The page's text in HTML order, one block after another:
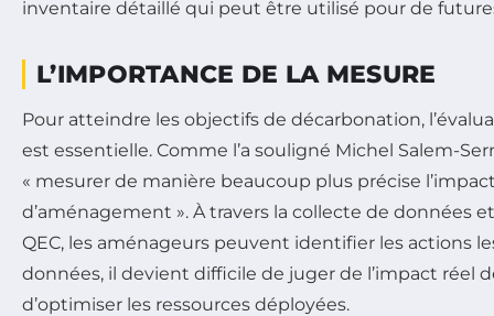
inventaire détaillé qui peut être utilisé pour de
L’IMPORTANCE DE LA MESURE
Pour atteindre les objectifs de décarbonation,
est essentielle. Comme l’a souligné Michel Salem-
« mesurer de manière beaucoup plus précise
d’aménagement ». À travers la collecte de données
QEC, les aménageurs peuvent identifier les actions
données, il devient difficile de juger de l’impact réel
d’optimiser les ressources déployées.